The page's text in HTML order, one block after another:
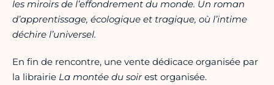
les miroirs de l’effondrement du monde. Un roman
d’apprentissage, écologique et tragique, où l’intime
déchire l’universel.
En fin de rencontre, une vente dédicace organisée par
la librairie La montée du soirest organisée.